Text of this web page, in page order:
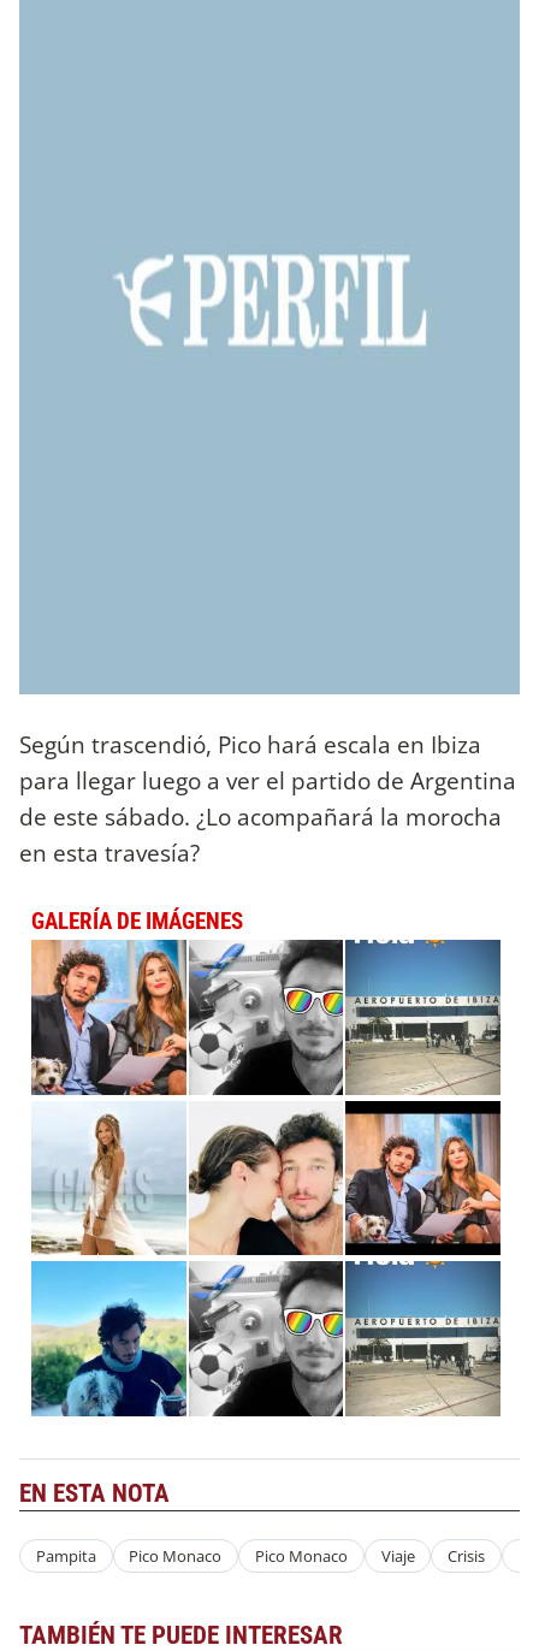
Según trascendió, Pico hará escala en Ibiza
para llegar luego a ver el partido de Argentina
de este sábado. ¿Lo acompañará la morocha
en esta travesía?
GALERÍA DE IMÁGENES
EN ESTA NOTA
Pampita Pico Monaco Pico Monaco Viaje Crisis
TAMBIÉN TE PUEDE INTERESAR